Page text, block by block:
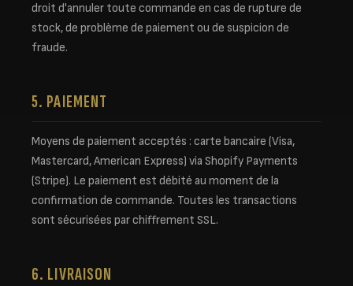
droit d'annuler toute commande en cas de rupture de
stock, de problème de paiement ou de suspicion de
fraude.
5. PAIEMENT
Moyens de paiement acceptés : carte bancaire (Visa,
Mastercard, American Express) via Shopify Payments
(Stripe). Le paiement est débité au moment de la
confirmation de commande. Toutes les transactions
sont sécurisées par chiffrement SSL.
6. LIVRAISON